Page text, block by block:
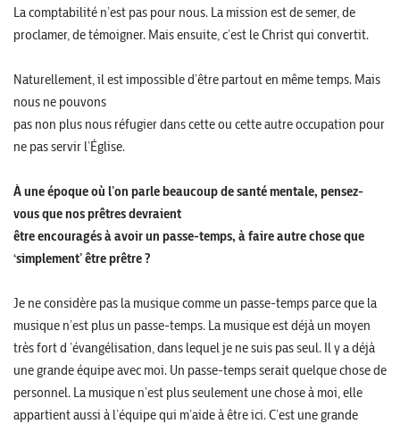
La comptabilité n’est pas pour nous. La mission est de semer, de
proclamer, de témoigner. Mais ensuite, c’est le Christ qui convertit.
Naturellement, il est impossible d’être partout en même temps. Mais
nous ne pouvons
pas non plus nous réfugier dans cette ou cette autre occupation pour
ne pas servir l’Église.
À une époque où l’on parle beaucoup de santé mentale, pensez-
vous que nos prêtres devraient
être encouragés à avoir un passe-temps, à faire autre chose que
‘simplement’ être prêtre ?
Je ne considère pas la musique comme un passe-temps parce que la
musique n’est plus un passe-temps. La musique est déjà un moyen
très fort d ’évangélisation, dans lequel je ne suis pas seul. Il y a déjà
une grande équipe avec moi. Un passe-temps serait quelque chose de
personnel. La musique n’est plus seulement une chose à moi, elle
appartient aussi à l’équipe qui m’aide à être ici. C’est une grande